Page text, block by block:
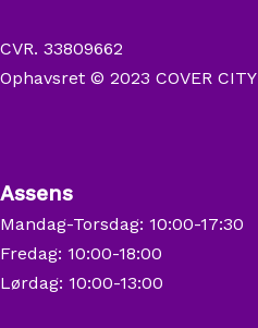
CVR. 33809662
Ophavsret © 2023 COVER CITY
Assens
Mandag-Torsdag: 10:00-17:30
Fredag: 10:00-18:00
Lørdag: 10:00-13:00